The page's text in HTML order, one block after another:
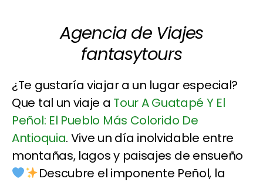
Agencia de Viajes
fantasytours
¿Te gustaría viajar a un lugar especial?
Que tal un viaje a Tour A Guatapé Y El
Peñol: El Pueblo Más Colorido De
Antioquia. Vive un día inolvidable entre
montañas, lagos y paisajes de ensueño
Descubre el imponente Peñol, la